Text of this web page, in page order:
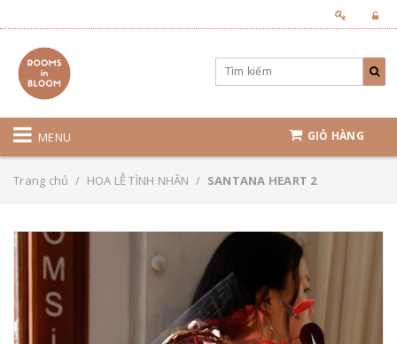
MENU GIỎ HÀNG
Trang chủ / HOA LỄ TÌNH NHÂN / SANTANA HEART 2